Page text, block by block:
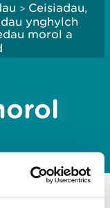
> Ceisiadau,
ynghylch
morol a
Ionawr